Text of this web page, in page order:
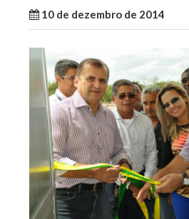
10 de dezembro de 2014